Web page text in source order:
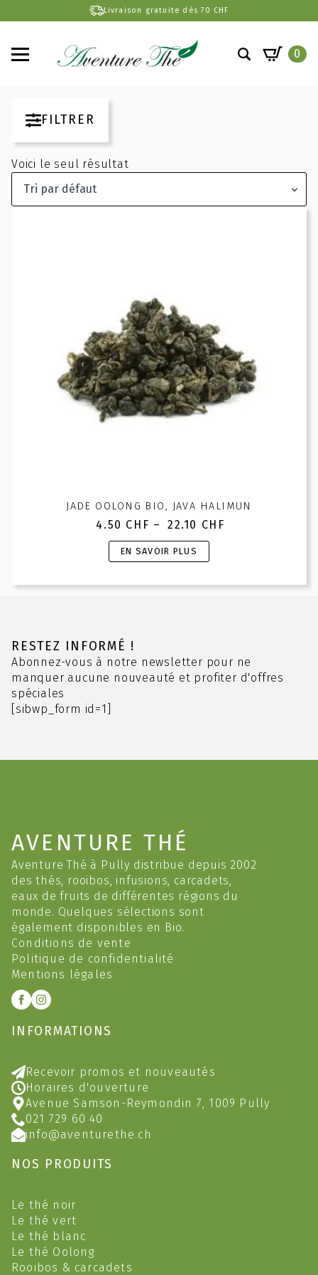
Livraison gratuite dès 70 CHF
0
FILTRER
Voici le seul résultat
JADE OOLONG BIO, JAVA HALIMUN
4.50 CHF – 22.10 CHF
Plage
de
prix :
à
EN SAVOIR PLUS
Ce
produit
options
peuvent
être
sur
RESTEZ INFORMÉ !
Abonnez-vous à notre newsletter pour ne
manquer aucune nouveauté et profiter d'offres
spéciales
[sibwp_form id=1]
AVENTURE THÉ
Aventure Thé à Pully distribue depuis 2002
des thés, rooibos, infusions, carcadets,
eaux de fruits de différentes régions du
monde. Quelques sélections sont
également disponibles en Bio.
Conditions de vente
Politique de confidentialité
Mentions légales
INFORMATIONS
Recevoir promos et nouveautés
Horaires d'ouverture
Avenue Samson-Reymondin 7, 1009 Pully
021 729 60 40
info@aventurethe.ch
NOS PRODUITS
Le thé noir
Le thé vert
Le thé blanc
Le thé Oolong
Rooibos & carcadets